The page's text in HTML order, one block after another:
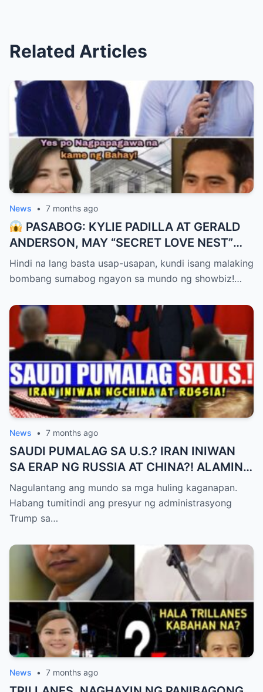
Related Articles
News • 7 months ago
PASABOG: KYLIE PADILLA AT GERALD
ANDERSON, MAY “SECRET LOVE NEST”
NA?! MANSYONG IPINATATAYO,
EBIDENSYA NG PAGSASAMA?!
Hindi na lang basta usap-usapan, kundi isang malaking
bombang sumabog ngayon sa mundo ng showbiz!…
News • 7 months ago
SAUDI PUMALAG SA U.S.? IRAN INIWAN
SA ERAP NG RUSSIA AT CHINA?! ALAMIN
ANG KATOTOHANAN!
Nagulantang ang mundo sa mga huling kaganapan.
Habang tumitindi ang presyur ng administrasyong
Trump sa…
News • 7 months ago